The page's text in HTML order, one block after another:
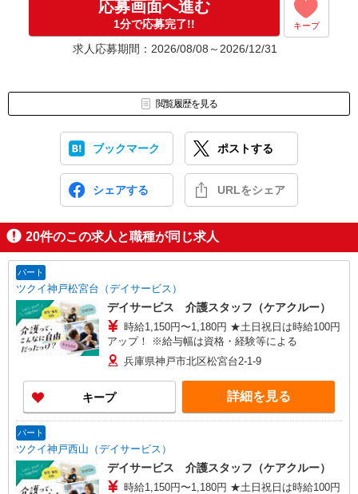
応募画面へ進む
1分で応募完了!! キープ
求人応募期間：2026/08/08～2026/12/31
閲覧履歴を見る
ブックマーク ポストする
シェアする URLをシェア
20件のこの求人と職種が同じ求人
パート
ツクイ神戸松宮台（デイサービス）
デイサービス 介護スタッフ（ケアクルー）
時給1,150円〜1,180円 ★土日祝日は時給100円
アップ！ ※給与幅は資格・経験等による
兵庫県神戸市北区松宮台2-1-9
キープ 詳細を見る
パート
ツクイ神戸西山（デイサービス）
デイサービス 介護スタッフ（ケアクルー）
時給1,150円〜1,180円 ★土日祝日は時給100円